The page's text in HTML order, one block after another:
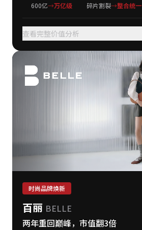
600亿→万亿级 碎片割裂→整合统一
查看完整价值分析
时尚品牌焕新
百丽 BELLE
两年重回巅峰，市值翻3倍